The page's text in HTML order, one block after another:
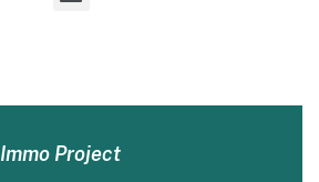
Immo Project